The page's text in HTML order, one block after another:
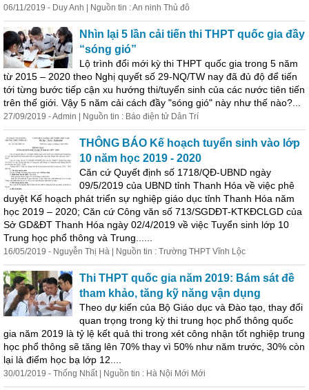
06/11/2019 - Duy Anh | Nguồn tin : An ninh Thủ đô
Nhìn lại 5 lần cải tiến thi THPT quốc gia đầy
“sóng gió”
Lộ trình đổi mới kỳ thi THPT quốc gia trong 5 năm
từ 2015 – 2020 theo Nghị quyết số 29-NQ/TW nay đã đủ độ để tiến
tới từng bước tiếp cận xu hướng thi/tuyển sinh của các nước tiên tiến
trên thế giới. Vậy 5 năm cải cách đầy "sóng gió" này như thế nào?...
27/09/2019 - Admin | Nguồn tin : Báo điện tử Dân Trí
THÔNG BÁO Kế hoạch tuyển sinh vào lớp
10 năm học 2019 - 2020
Căn cứ Quyết định số 1718/QĐ-UBND ngày
09/5/2019 của UBND tỉnh Thanh Hóa về việc phê
duyệt Kế hoạch phát triển sự nghiệp giáo dục tỉnh Thanh Hóa năm
học 2019 – 2020; Căn cứ Công văn số 713/SGDĐT-KTKĐCLGD của
Sở GD&ĐT Thanh Hóa ngày 02/4/2019 về việc Tuyển sinh lớp 10
Trung học phổ thông và Trung......
16/05/2019 - Nguyễn Thị Hà | Nguồn tin : Trường THPT Vĩnh Lộc
Thi THPT quốc gia năm 2019: Bám sát đề
tham khảo, tăng kỹ năng vận dụng
Theo dự kiến của Bộ Giáo dục và Đào tạo, thay đổi
quan trọng trong kỳ thi trung học phổ thông quốc
gia năm 2019 là tỷ lệ kết quả thi trong xét công nhận tốt nghiệp trung
học phổ thông sẽ tăng lên 70% thay vì 50% như năm trước, 30% còn
lại là điểm học bạ lớp 12....
30/01/2019 - Thống Nhất | Nguồn tin : Hà Nội Mới Mới